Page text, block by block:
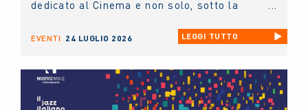
dedicato al Cinema e non solo, sotto la
Antonella Caramia. Fino
a domani proiezioni, eventi e incontri aperti
NUOVO IMAIEcon una masterclass sul
diritto connesso rivolta ai giovani artisti e
tenuta dal presidenteAndrea Miccichè.
EVENTI 24 LUGLIO 2026 LEGGI TUTTO